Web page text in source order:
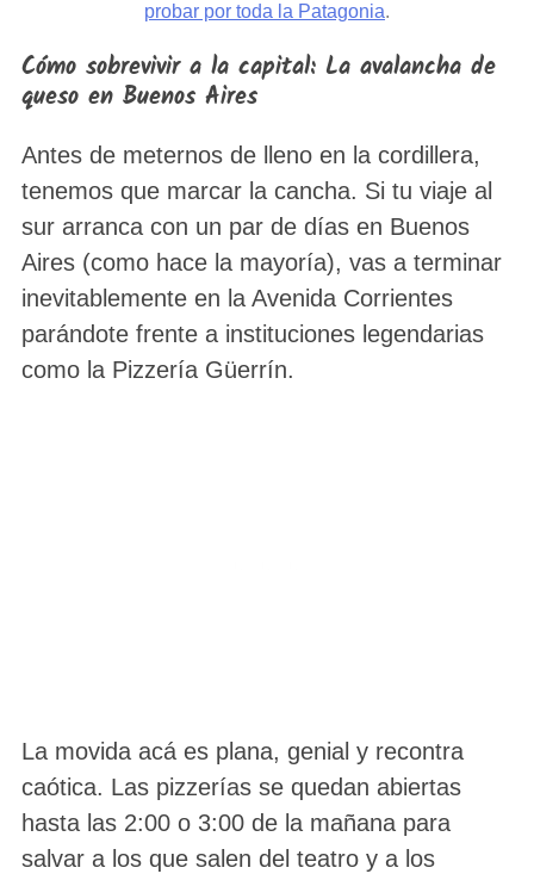
probar por toda la Patagonia.
Cómo sobrevivir a la capital: La avalancha de
queso en Buenos Aires
Antes de meternos de lleno en la cordillera,
tenemos que marcar la cancha. Si tu viaje al
sur arranca con un par de días en Buenos
Aires (como hace la mayoría), vas a terminar
inevitablemente en la Avenida Corrientes
parándote frente a instituciones legendarias
como la Pizzería Güerrín.
La movida acá es plana, genial y recontra
caótica. Las pizzerías se quedan abiertas
hasta las 2:00 o 3:00 de la mañana para
salvar a los que salen del teatro y a los